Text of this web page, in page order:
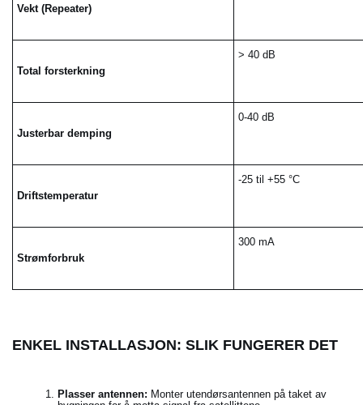
Vekt (Repeater)
Total forsterkning
> 40 dB
Justerbar demping
0-40 dB
Driftstemperatur
-25 til +55 °C
Strømforbruk
300 mA
ENKEL INSTALLASJON: SLIK FUNGERER DET
Plasser antennen: Monter utendørsantennen på taket av